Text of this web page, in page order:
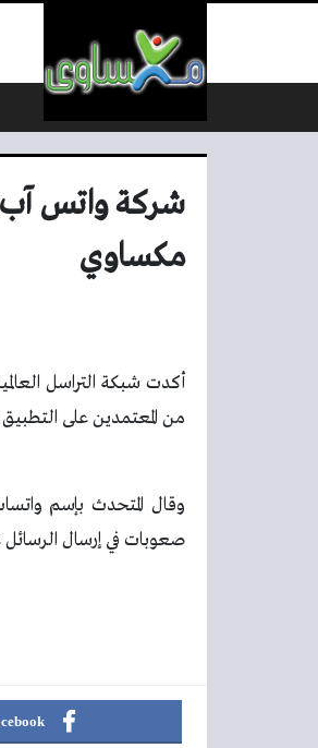
شركة واتس
مكساوي
أكدت شبكة التراسل
من المعتمدين على
وقال المتحدث بإسم
صعوبات في إرسال